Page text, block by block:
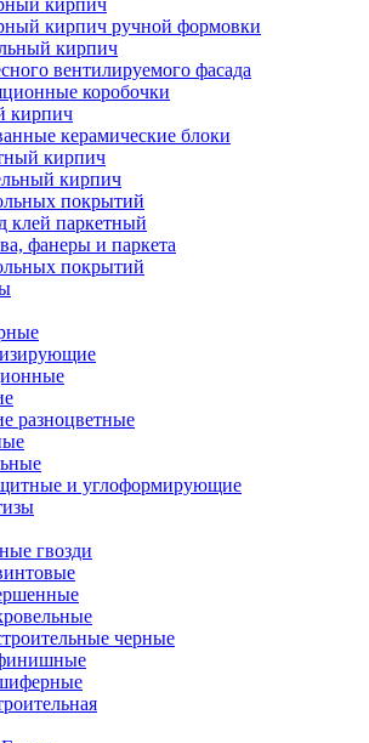
кирпич
кирпич ручной формовки
кирпич
вентилируемого фасада
коробочки
кирпич
керамические блоки
кирпич
кирпич
покрытий
клей паркетный
фанеры и паркета
покрытий
разноцветные
и углоформирующие
гвозди
черные